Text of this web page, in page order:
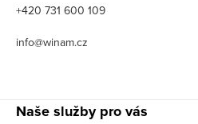
+420 731 600 109
info@winam.cz
Naše služby pro vás